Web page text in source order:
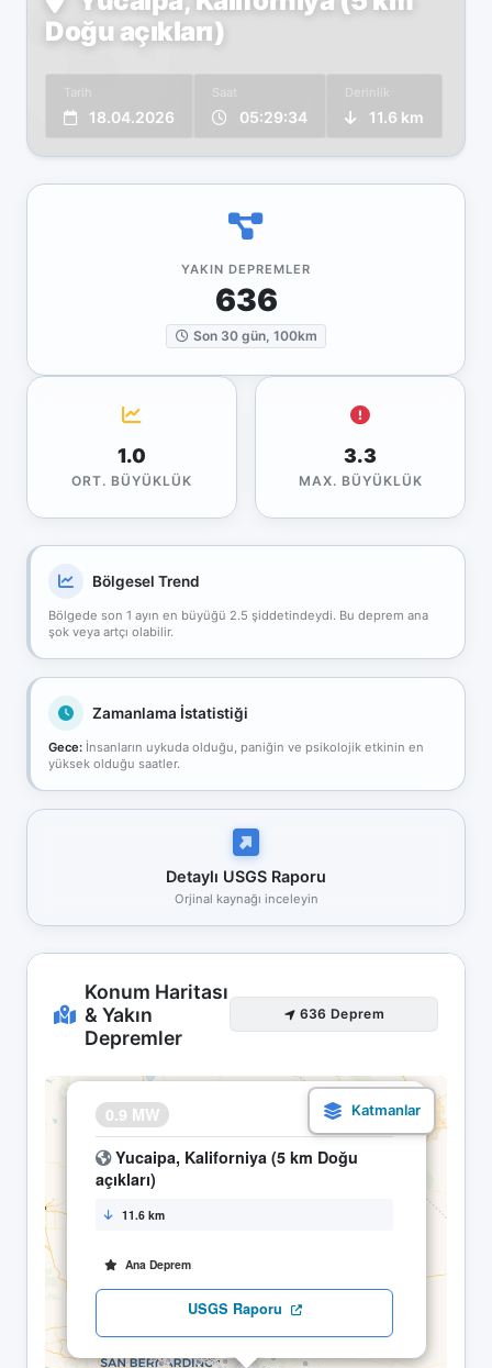
Doğu açıkları)
Tarih
18.04.2026
Saat
05:29:34
Derinlik
11.6 km
YAKIN DEPREMLER
636
Son 30 gün, 100km
1.0
ORT. BÜYÜKLÜK
3.3
MAX. BÜYÜKLÜK
Bölgesel Trend
Bölgede son 1 ayın en büyüğü 2.5 şiddetindeydi. Bu deprem ana
şok veya artçı olabilir.
Zamanlama İstatistiği
Gece: İnsanların uykuda olduğu, paniğin ve psikolojik etkinin en
yüksek olduğu saatler.
Detaylı USGS Raporu
Orjinal kaynağı inceleyin
Konum Haritası
& Yakın
Depremler
636 Deprem
0.9 MW 18.04 05:29
Yucaipa, Kaliforniya (5 km Doğu
açıkları)
11.6 km
Ana Deprem
USGS Raporu
×